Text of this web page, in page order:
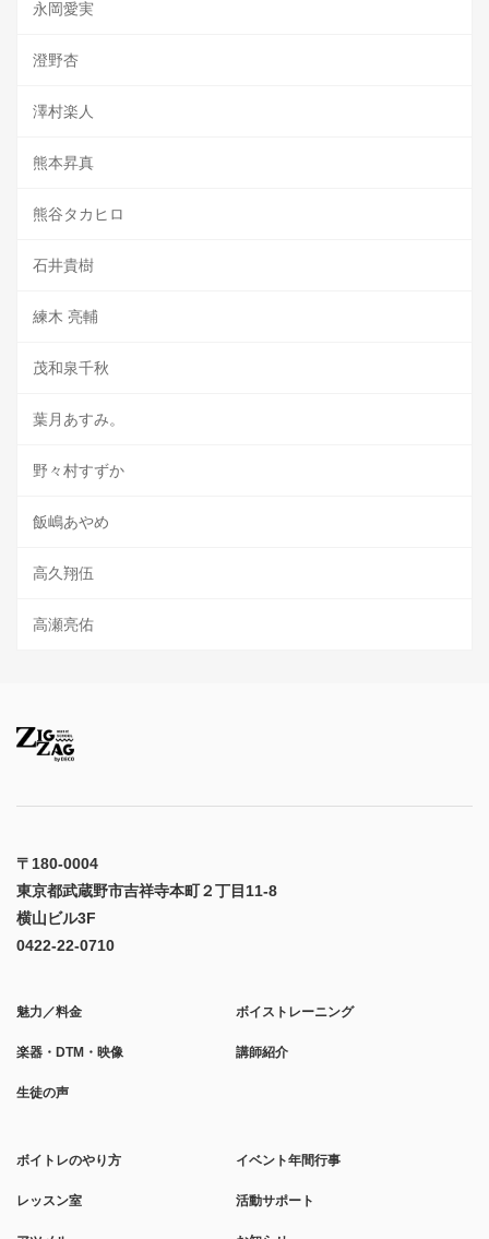
永岡愛実
澄野杏
澤村楽人
熊本昇真
熊谷タカヒロ
石井貴樹
練木 亮輔
茂和泉千秋
葉月あすみ。
野々村すずか
飯嶋あやめ
高久翔伍
高瀬亮佑
〒180-0004
東京都武蔵野市吉祥寺本町２丁目11-8
横山ビル3F
0422-22-0710
魅力／料金 ボイストレーニング
楽器・DTM・映像 講師紹介
生徒の声
ボイトレのやり方 イベント年間行事
レッスン室 活動サポート